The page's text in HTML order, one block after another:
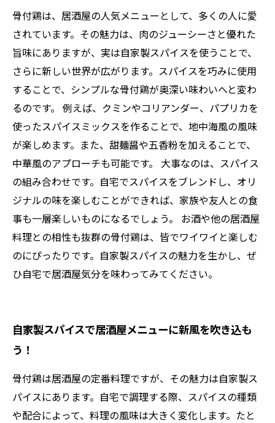
骨付鶏は、居酒屋の人気メニューとして、多くの人に愛
されています。その魅力は、肉のジューシーさと優れた
旨味にありますが、実は自家製スパイスを使うことで、
さらに新しい世界が広がります。スパイスを巧みに使用
することで、シンプルな骨付鶏が奥深い味わいへと変わ
るのです。 例えば、クミンやコリアンダー、パプリカを
使ったスパイスミックスを作ることで、地中海風の風味
が楽しめます。また、甜麺醤や五香粉を加えることで、
中華風のアプローチも可能です。 大事なのは、スパイス
の組み合わせです。自宅でスパイスをブレンドし、オリ
ジナルの味を楽しむことができれば、家族や友人との食
事も一層楽しいものになるでしょう。 お酒や他の居酒屋
料理との相性も抜群の骨付鶏は、皆でワイワイと楽しむ
のにぴったりです。自家製スパイスの魅力を生かし、ぜ
ひ自宅で居酒屋気分を味わってみてください。
自家製スパイスで居酒屋メニューに新風を吹き込も
う！
骨付鶏は居酒屋の定番料理ですが、その魅力は自家製ス
パイスにあります。自宅で調理する際、スパイスの種類
や配合によって、料理の風味は大きく変化します。たと